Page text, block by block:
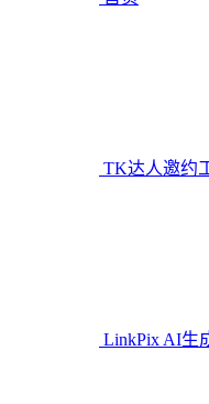
TK达人邀约
LinkPix AI生